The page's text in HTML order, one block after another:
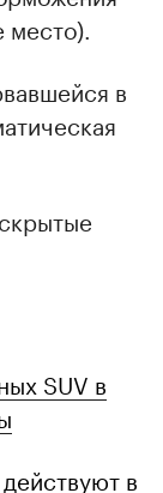
место).
в
скрытые
SUV в
в